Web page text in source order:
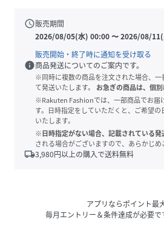
schedule販売期間
2026/08/05(水) 00:00〜2026/08/
販売開始・終了時に通知を受け取る
info商品発送についてのご案内です。
※同時に複数の商品を注文された場合、一
て発送いたします。
お急ぎの商品は、個別
※Rakuten Fashionでは、一部商品でお届
す。日時指定をしていただくと、ご希望
いたします。
※日時指定がない場合、記載されている
される場合がございますので、あらかじめ
local_shipping3,980円以上の購入で送料無料
アプリならポイント最
毎月エントリー＆条件達成が必要で